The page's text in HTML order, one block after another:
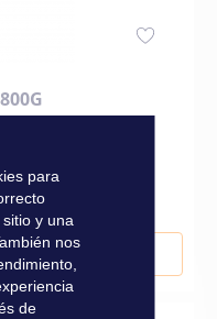
para
y una
nos
de